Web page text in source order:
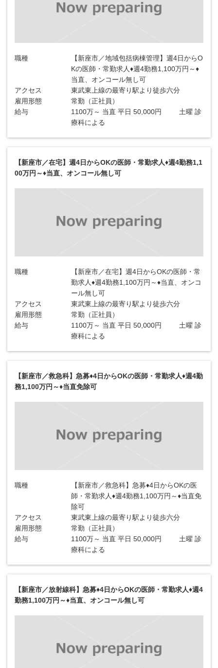
職種
【新座市／地域包括病棟管理】週4日からO
Kの医師・常勤求人♦週4勤務1,100万円～♦
当直、オンコール無し可
アクセス
東武東上線の最寄り駅より徒歩六分
雇用形態
常勤（正社員）
給与
1100万～ 当直 平日 50,000円 土曜 診
療科による
【新座市／在宅】週4日からOKの医師・常勤求人♦週4勤務1,1
00万円～♦当直、オンコール無し可
職種
【新座市／在宅】週4日からOKの医師・常
勤求人♦週4勤務1,100万円～♦当直、オンコ
ール無し可
アクセス
東武東上線の最寄り駅より徒歩六分
雇用形態
常勤（正社員）
給与
1100万～ 当直 平日 50,000円 土曜 診
療科による
【新座市／救急科】急募♦4日からOKの医師・常勤求人♦週4勤
務1,100万円～♦当直免除可
職種
【新座市／救急科】急募♦4日からOKの医
師・常勤求人♦週4勤務1,100万円～♦当直免
除可
アクセス
東武東上線の最寄り駅より徒歩六分
雇用形態
常勤（正社員）
給与
1100万～ 当直 平日 50,000円 土曜 診
療科による
【新座市／放射線科】急募♦4日からOKの医師・常勤求人♦週4
勤務1,100万円～♦当直、オンコール無し可